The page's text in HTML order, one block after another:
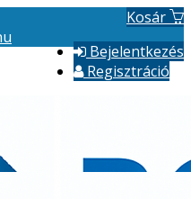
Kosár
Bejelentkezés
Regisztráció